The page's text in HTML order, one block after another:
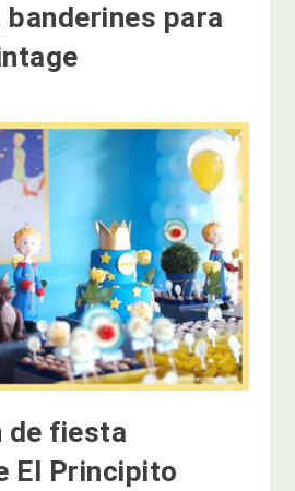
para
de fiesta
El Principito